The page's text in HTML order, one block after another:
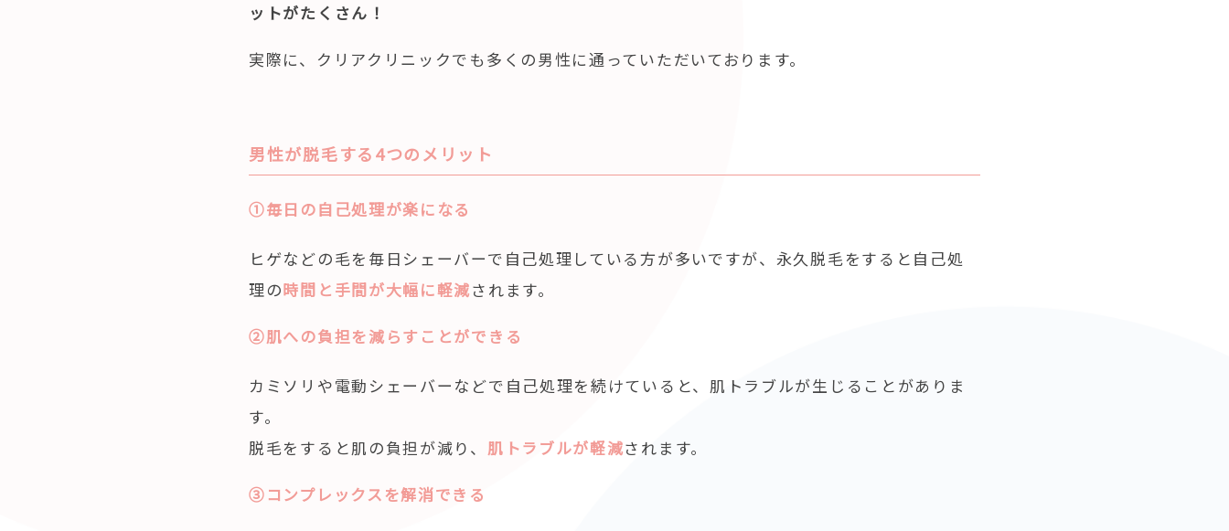
ットがたくさん！
実際に、クリアクリニックでも多くの男性に通っていただいております。
男性が脱毛する4つのメリット
①毎日の自己処理が楽になる
ヒゲなどの毛を毎日シェーバーで自己処理している方が多いですが、永久脱毛をすると自己処
理の時間と手間が大幅に軽減されます。
②肌への負担を減らすことができる
カミソリや電動シェーバーなどで自己処理を続けていると、肌トラブルが生じることがありま
す。
脱毛をすると肌の負担が減り、 肌トラブルが軽減されます。
③コンプレックスを解消できる